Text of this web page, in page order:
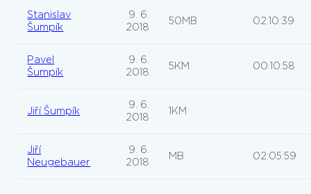
Stanislav
Šumpík
9. 6.
2018
50MB 02:10:39
Pavel
Šumpík
9. 6.
2018
5KM 00:10:58
Jiří Šumpík
9. 6.
2018
1KM
Jiří
Neugebauer
9. 6.
2018
MB 02:05:59